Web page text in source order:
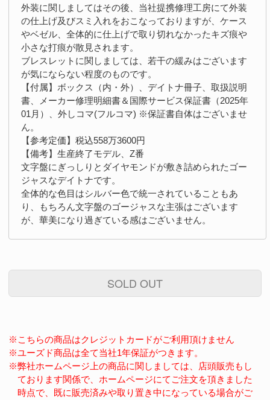
外装に関しましてはその後、当社提携修理工房にて外装
の仕上げ及びスミ入れをおこなっておりますが、ケース
やベゼル、全体的に仕上げで取り切れなかったキズ痕や
小さな打痕が散見されます。
ブレスレットに関しましては、若干の緩みはございます
が気にならない程度のものです。
【付属】ボックス（内・外）、デイトナ冊子、取扱説明
書、メーカー修理明細書＆国際サービス保証書（2025年
01月）、外しコマ(フルコマ) ※保証書自体はございませ
ん。
【参考定価】税込558万3600円
【備考】生産終了モデル、Z番
文字盤にぎっしりとダイヤモンドが敷き詰められたゴー
ジャスなデイトナです。
全体的な色目はシルバー色で統一されていることもあ
り、もちろん文字盤のゴージャスな主張はございます
が、華美になり過ぎている感はございません。
SOLD OUT
※こちらの商品はクレジットカードがご利用頂けません
※ユーズド商品は全て当社1年保証がつきます。
※弊社ホームページ上の商品に関しましては、店頭販売もし
ております関係で、ホームページにてご注文を頂きました
時点で、既に販売済みや取り置き中になっている場合がご